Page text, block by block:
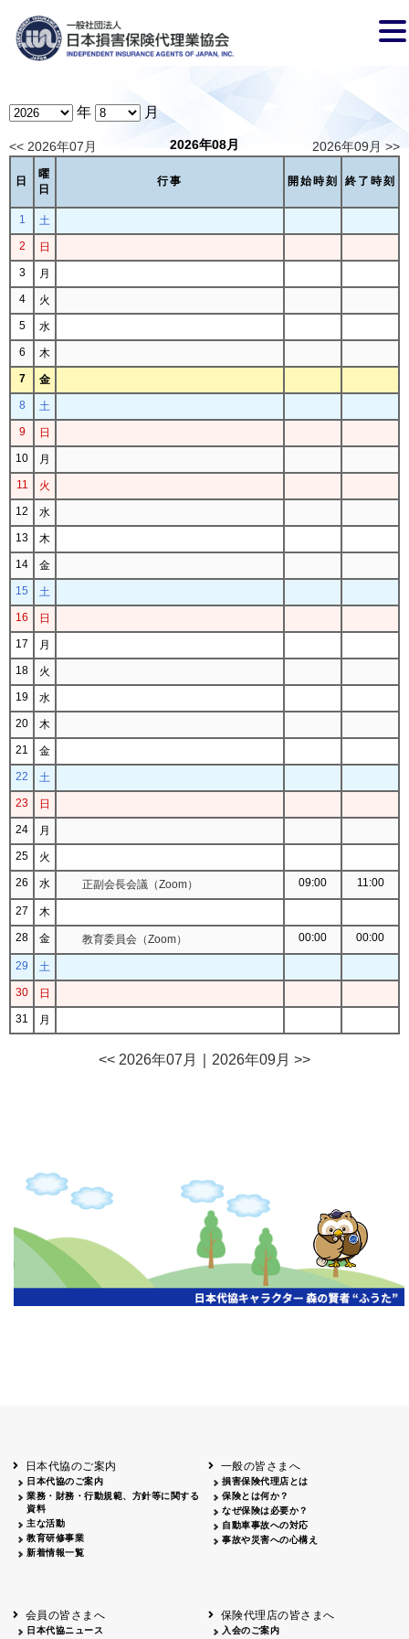
年 月
<< 2026年07月 2026年09月 >>
2026年08月
日
曜
日
行事 開始時刻 終了時刻
1
土
2
日
3
月
4
火
5
水
6
木
7
金
8
土
9
日
10
月
11
火
12
水
13
木
14
金
15
土
16
日
17
月
18
火
19
水
20
木
21
金
22
土
23
日
24
月
25
火
26
水 正副会長会議（Zoom） 09:00 11:00
27
木
28
金 教育委員会（Zoom） 00:00 00:00
29
土
30
日
31
月
<< 2026年07月 2026年09月 >>
日本代協のご案内
日本代協のご案内
業務・財務・行動規範、方針等に関する
資料
主な活動
教育研修事業
新着情報一覧
一般の皆さまへ
損害保険代理店とは
保険とは何か？
なぜ保険は必要か？
自動車事故への対応
事故や災害への心構え
会員の皆さまへ
日本代協ニュース
保険代理店の皆さまへ
入会のご案内